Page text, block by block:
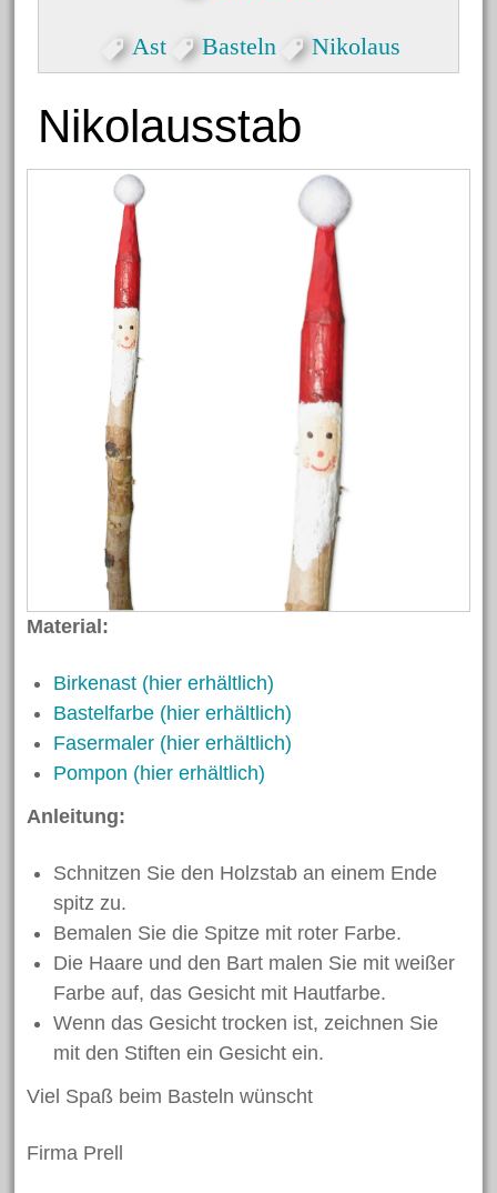
Ast Basteln Nikolaus
Nikolausstab
Material:
Birkenast (hier erhältlich)
Bastelfarbe (hier erhältlich)
Fasermaler (hier erhältlich)
Pompon (hier erhältlich)
Anleitung:
Schnitzen Sie den Holzstab an einem Ende
spitz zu.
Bemalen Sie die Spitze mit roter Farbe.
Die Haare und den Bart malen Sie mit weißer
Farbe auf, das Gesicht mit Hautfarbe.
Wenn das Gesicht trocken ist, zeichnen Sie
mit den Stiften ein Gesicht ein.
Viel Spaß beim Basteln wünscht
Firma Prell